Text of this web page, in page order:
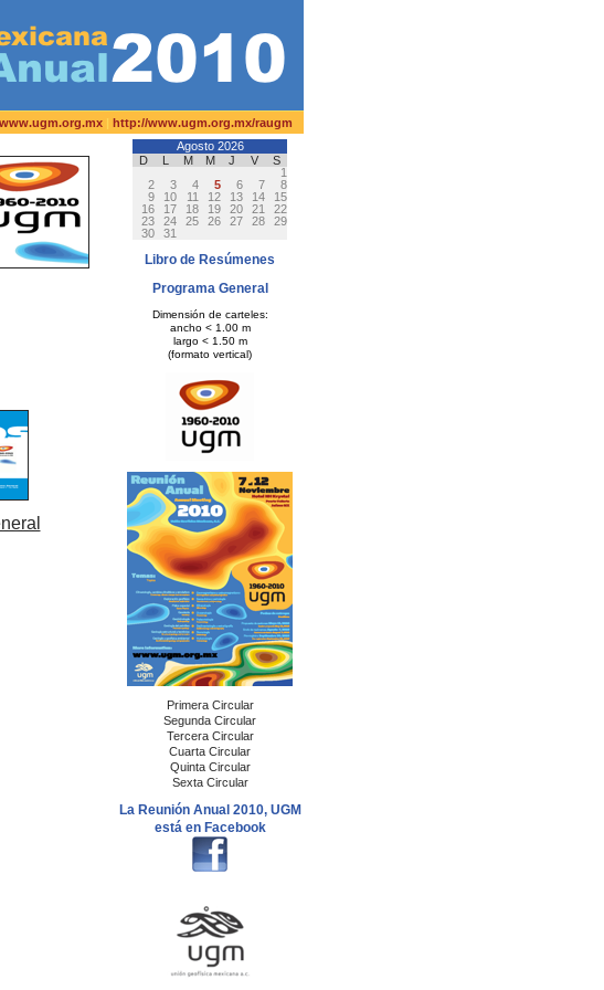
| http://www.ugm.org.mx/raugm
Agosto 2026
D
L M M J V
S
1
2
3 4 5 6 7
8
9
10 11 12 13 14
15
16
17 18 19 20 21
22
23
24 25 26 27 28
29
30
31
Libro de Resúmenes
Programa General
Dimensión de carteles:
ancho < 1.00 m
largo < 1.50 m
(formato vertical)
Primera Circular
Segunda Circular
Tercera Circular
Cuarta Circular
Quinta Circular
Sexta Circular
La Reunión Anual 2010, UGM
está en Facebook